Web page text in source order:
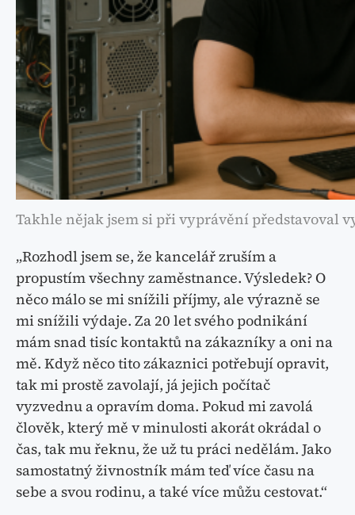
Takhle nějak jsem si při vyprávění představoval
„Rozhodl jsem se, že kancelář zruším a
propustím všechny zaměstnance. Výsledek? O
něco málo se mi snížili příjmy, ale výrazně se
mi snížili výdaje. Za 20 let svého podnikání
mám snad tisíc kontaktů na zákazníky a oni na
mě. Když něco tito zákaznici potřebují opravit,
tak mi prostě zavolají, já jejich počítač
vyzvednu a opravím doma. Pokud mi zavolá
člověk, který mě v minulosti akorát okrádal o
čas, tak mu řeknu, že už tu práci nedělám. Jako
samostatný živnostník mám teď více času na
sebe a svou rodinu, a také více můžu cestovat.“